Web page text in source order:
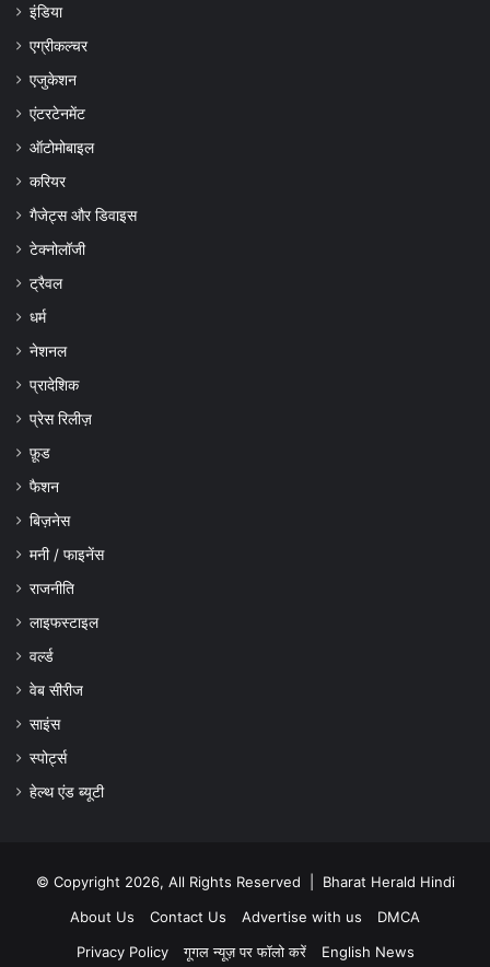
इंडिया
एग्रीकल्चर
एजुकेशन
एंटरटेनमेंट
ऑटोमोबाइल
करियर
गैजेट्स और डिवाइस
टेक्नोलॉजी
ट्रैवल
धर्म
नेशनल
प्रादेशिक
प्रेस रिलीज़
फ़ूड
फैशन
बिज़नेस
मनी / फाइनेंस
राजनीति
लाइफस्टाइल
वर्ल्ड
वेब सीरीज
साइंस
स्पोर्ट्स
हेल्थ एंड ब्यूटी
© Copyright 2026, All Rights Reserved | Bharat Herald Hindi
About Us
Contact Us Advertise with us
DMCA
Privacy Policy
गूगल न्यूज़ पर फॉलो करें English News